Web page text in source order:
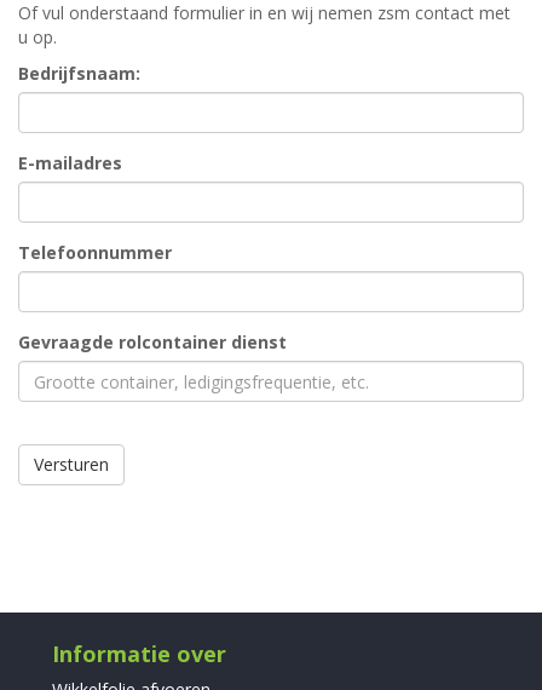
Of vul onderstaand formulier in en wij nemen zsm contact met
u op.
Bedrijfsnaam:
E-mailadres
Telefoonnummer
Gevraagde rolcontainer dienst
Versturen
Informatie over